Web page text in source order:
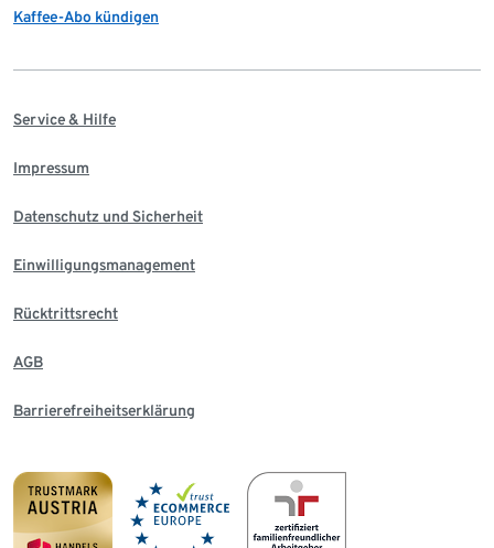
Kaffee-Abo kündigen
Service & Hilfe
Impressum
Datenschutz und Sicherheit
Einwilligungsmanagement
Rücktrittsrecht
AGB
Barrierefreiheitserklärung